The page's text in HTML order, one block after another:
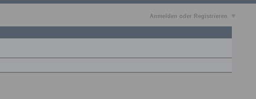
Anmelden oder Registrieren